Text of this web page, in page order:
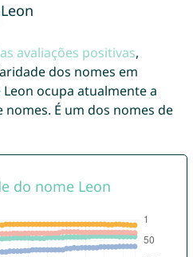
avaliações positivas,
dos nomes em
ocupa atualmente a
É um dos nomes de